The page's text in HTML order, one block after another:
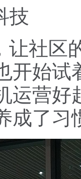
技
让社区
开始
运营好
成了习